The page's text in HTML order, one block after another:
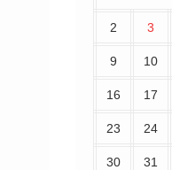
2 3
9 10
16 17
23 24
30 31